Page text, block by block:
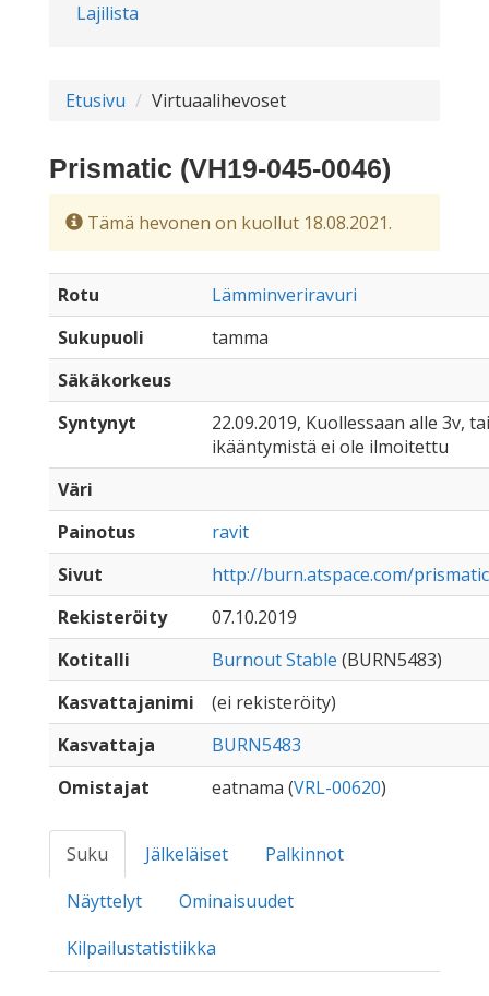
Lajilista
Etusivu Virtuaalihevoset
Prismatic (VH19-045-0046)
Tämä hevonen on kuollut 18.08.2021.
Rotu
Lämminveriravuri
Sukupuoli
tamma
Säkäkorkeus
Syntynyt
22.09.2019, Kuollessaan alle 3v, tai
ikääntymistä ei ole ilmoitettu
Väri
Painotus
ravit
Sivut
http://burn.atspace.com/
Rekisteröity
07.10.2019
Kotitalli
Burnout Stable (BURN5483)
Kasvattajanimi
(ei rekisteröity)
Kasvattaja
BURN5483
Omistajat
eatnama (VRL-00620)
Suku Jälkeläiset
Palkinnot
Näyttelyt
Ominaisuudet
Kilpailustatistiikka